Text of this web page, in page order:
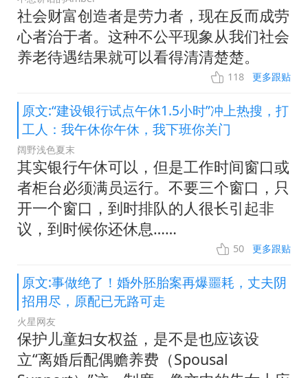
社会财富创造者是劳力者，现在反而成劳
心者治于者。这种不公平现象从我们社会
养老待遇结果就可以看得清清楚楚。
118 更多跟贴
原文:“建设银行试点午休1.5小时”冲上热搜，打
工人：我午休你午休，我下班你关门
阔野浅色夏末
其实银行午休可以，但是工作时间窗口或
者柜台必须满员运行。不要三个窗口，只
开一个窗口，到时排队的人很长引起非
议，到时候你还休息……
50 更多跟贴
原文:事做绝了！婚外胚胎案再爆噩耗，丈夫阴
招用尽，原配已无路可走
火星网友
保护儿童妇女权益，是不是也应该设
立“离婚后配偶赡养费（Spousal